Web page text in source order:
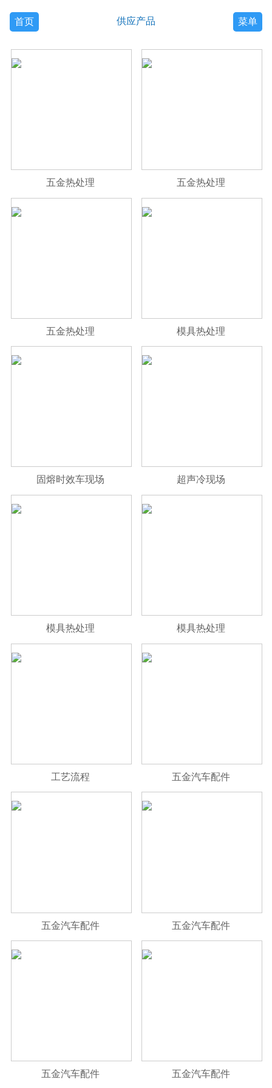
首页 供应产品 菜单
五金热处理 五金热处理
五金热处理 模具热处理
固熔时效车现场 超声冷现场
模具热处理 模具热处理
工艺流程 五金汽车配件
五金汽车配件 五金汽车配件
五金汽车配件 五金汽车配件